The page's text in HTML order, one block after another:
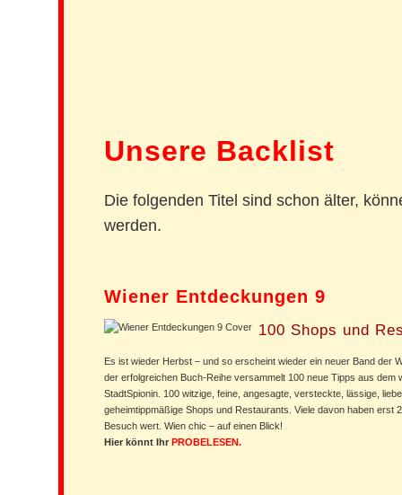
Unsere Backlist
Die folgenden Titel sind schon älter,
werden.
Wiener Entdeckungen 9
100 Shops und
Es ist wieder Herbst – und so erscheint wieder ein neuer Band der
der erfolgreichen Buch-Reihe versammelt 100 neue Tipps aus dem
StadtSpionin. 100 witzige, feine, angesagte, versteckte, lässige,
geheimtippmäßige Shops und Restaurants. Viele davon haben erst
Besuch wert. Wien chic – auf einen Blick!
Hier könnt Ihr PROBELESEN.